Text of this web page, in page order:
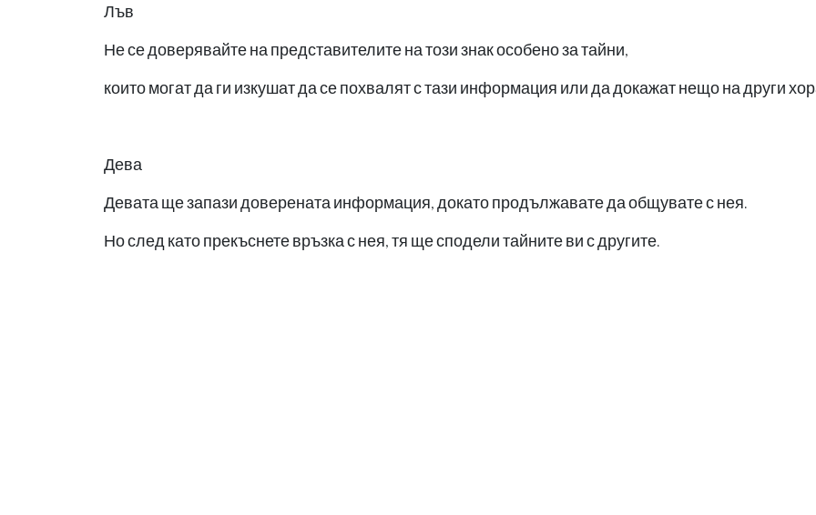
Лъв
Не се доверявайте на представителите на този знак особено за тайни,
които могат да ги изкушат да се похвалят с тази информация или да докажат нещо на други
Дева
Девата ще запази доверената информация, докато продължавате да общувате с нея.
Но след като прекъснете връзка с нея, тя ще сподели тайните ви с другите.